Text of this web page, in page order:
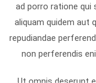
ad porro ratione qui
aliquam quidem aut
repudiandae
non perferendis